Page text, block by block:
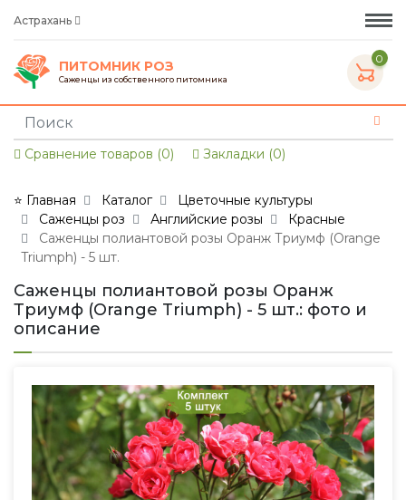
Астрахань
ПИТОМНИК РОЗ
Саженцы из собственного питомника
0
Сравнение товаров (0) Закладки (0)
⭐ Главная Каталог
Цветочные культуры
Саженцы роз
Английские розы
Красные
Саженцы полиантовой розы Оранж Триумф (Orange
Triumph) - 5 шт.
Саженцы полиантовой розы Оранж
Триумф (Orange Triumph) - 5 шт.: фото и
описание